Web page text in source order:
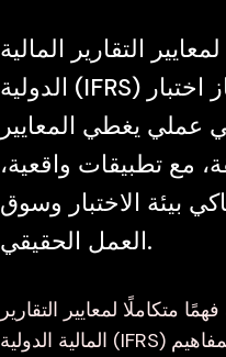
التقارير المالية
الدولية (IFRS) وتأهل لاجتياز اختبار ACCA IFRS
عملي يغطي المعايير
مع تطبيقات واقعية،
بيئة الاختبار وسوق
العمل الحقيقي.
متكاملًا لمعايير التقارير
المالية الدولية (IFRS) من منظور عملي يربط بين المفاهيم